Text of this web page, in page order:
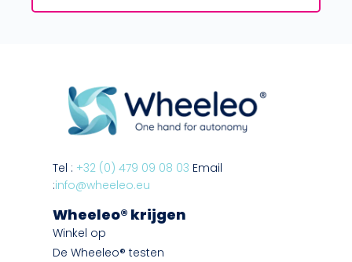
Tel : +32 (0) 479 09 08 03 Email
:info@wheeleo.eu
Wheeleo® krijgen
Winkel op
De Wheeleo® testen